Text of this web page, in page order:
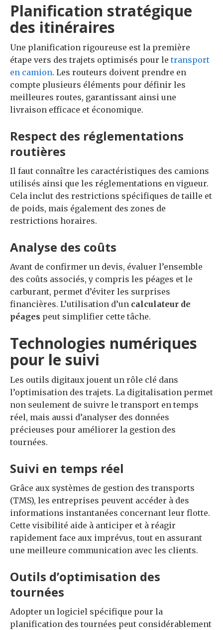
Planification stratégique
des itinéraires
Une planification rigoureuse est la première
étape vers des trajets optimisés pour le transport
en camion. Les routeurs doivent prendre en
compte plusieurs éléments pour définir les
meilleures routes, garantissant ainsi une
livraison efficace et économique.
Respect des réglementations
routières
Il faut connaître les caractéristiques des camions
utilisés ainsi que les réglementations en vigueur.
Cela inclut des restrictions spécifiques de taille et
de poids, mais également des zones de
restrictions horaires.
Analyse des coûts
Avant de confirmer un devis, évaluer l’ensemble
des coûts associés, y compris les péages et le
carburant, permet d’éviter les surprises
financières. L’utilisation d’un calculateur de
péages peut simplifier cette tâche.
Technologies numériques
pour le suivi
Les outils digitaux jouent un rôle clé dans
l’optimisation des trajets. La digitalisation permet
non seulement de suivre le transport en temps
réel, mais aussi d’analyser des données
précieuses pour améliorer la gestion des
tournées.
Suivi en temps réel
Grâce aux systèmes de gestion des transports
(TMS), les entreprises peuvent accéder à des
informations instantanées concernant leur flotte.
Cette visibilité aide à anticiper et à réagir
rapidement face aux imprévus, tout en assurant
une meilleure communication avec les clients.
Outils d’optimisation des
tournées
Adopter un logiciel spécifique pour la
planification des tournées peut considérablement